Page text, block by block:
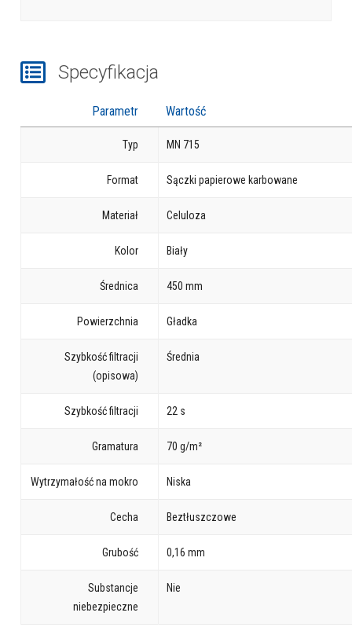
Specyfikacja
Parametr Wartość
Typ MN 715
Format Sączki papierowe karbowane
Materiał Celuloza
Kolor Biały
Średnica 450 mm
Powierzchnia Gładka
Szybkość filtracji
(opisowa)
Średnia
Szybkość filtracji 22 s
Gramatura 70 g/m²
Wytrzymałość na mokro Niska
Cecha Beztłuszczowe
Grubość 0,16 mm
Substancje
niebezpieczne
Nie